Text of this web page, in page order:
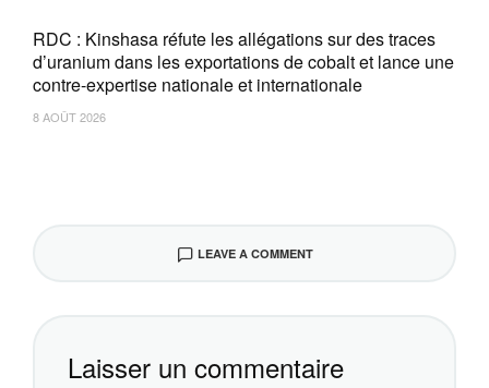
RDC : Kinshasa réfute les allégations sur des traces
d’uranium dans les exportations de cobalt et lance une
contre-expertise nationale et internationale
8 AOÛT 2026
LEAVE A COMMENT
Laisser un commentaire